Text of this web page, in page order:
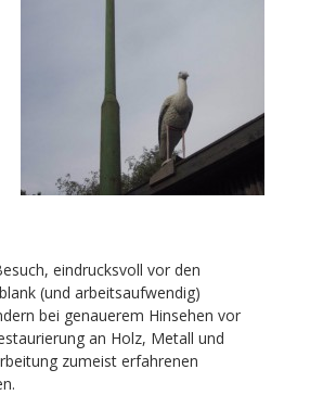
eindrucksvoll vor den
(und arbeitsaufwendig)
bei genauerem Hinsehen vor
an Holz, Metall und
zumeist erfahrenen